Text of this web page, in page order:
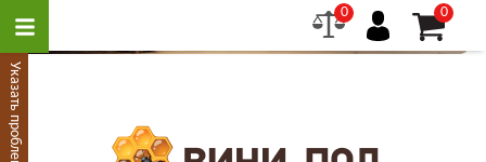
0 0
Указать проблему